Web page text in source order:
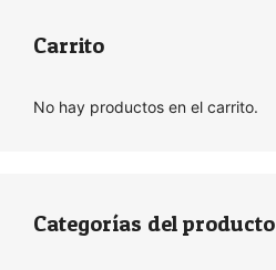
Carrito
No hay productos en el carrito.
Categorías del producto